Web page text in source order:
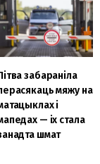
забараніла
мяжу на
і
— іх стала
шмат